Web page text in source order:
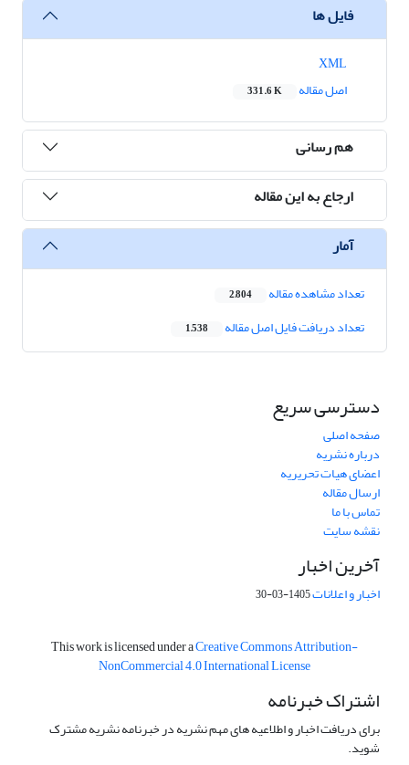
فایل ها
اصل مقاله
331.6 K
هم رسانی
ارجاع به این مقاله
آمار
تعداد مشاهده مقاله 2,804
تعداد دریافت فایل اصل مقاله 1,538
دسترسی سریع
صفحه اصلی
درباره نشریه
اعضای هیات تحریریه
ارسال مقاله
تماس با ما
نقشه سایت
آخرین اخبار
اخبار و اعلانات1405-03-30
This work is licensed under aCreative Commons Attribution-
NonCommercial 4.0 International License
اشتراک خبرنامه
برای دریافت اخبار و اطلاعیه های مهم نشریه در خبرنامه نشریه مشترک
شوید.